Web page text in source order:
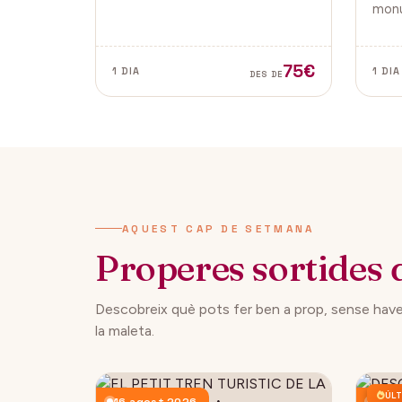
del Nadal.
1 DIA DES DE75€ 1 DIA
AQUEST CAP DE SETMANA
Properes sortides
Descobreix què pots fer ben a prop, sense
la maleta.